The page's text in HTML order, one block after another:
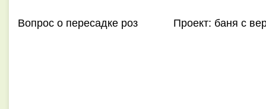
Вопрос о пересадке роз Проект: баня с